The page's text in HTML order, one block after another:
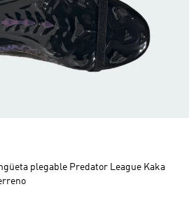
plegable Predator League Kaka